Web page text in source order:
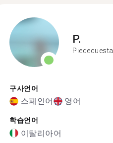
P.
Piedecuesta
구사언어
스페인어 영어
학습언어
이탈리아어